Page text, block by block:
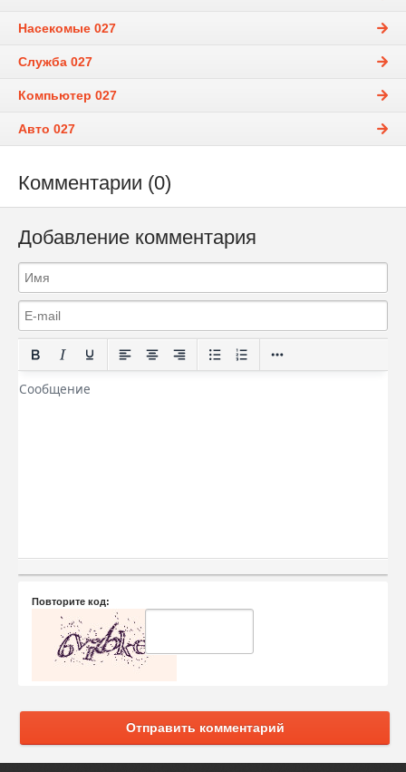
Насекомые 027
Служба 027
Компьютер 027
Авто 027
Комментарии (0)
Добавление комментария
Повторите код:
Отправить комментарий